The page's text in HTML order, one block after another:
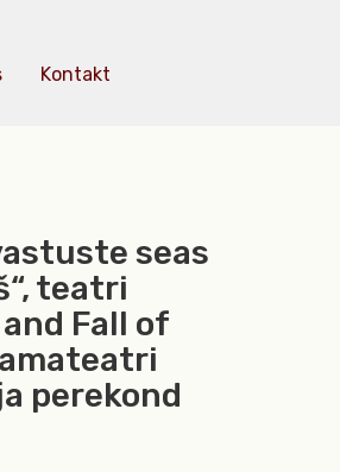
Kontakt
seas
teatri
and Fall of
perekond